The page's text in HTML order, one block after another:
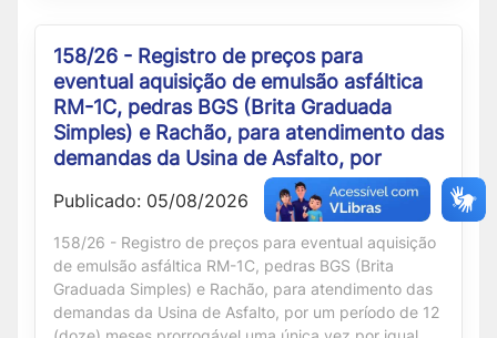
158/26 - Registro de preços para
eventual aquisição de emulsão asfáltica
RM-1C, pedras BGS (Brita Graduada
Simples) e Rachão, para atendimento das
demandas da Usina de Asfalto, por
Publicado: 05/08/2026
158/26 - Registro de preços para eventual aquisição
de emulsão asfáltica RM-1C, pedras BGS (Brita
Graduada Simples) e Rachão, para atendimento das
demandas da Usina de Asfalto, por um período de 12